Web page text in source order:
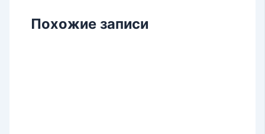
Похожие записи